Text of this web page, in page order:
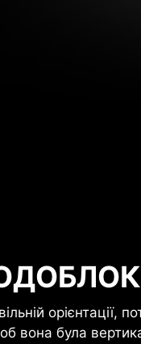
орієнтації,
вона була